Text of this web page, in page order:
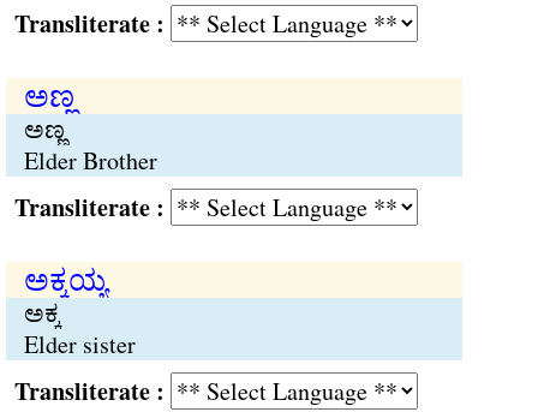
:
ಅಣ್ಣ
ಅಣ್ಣ
Elder Brother
:
ಅಕ್ಕಯ್ಯ
ಅಕ್ಕ
Elder sister
: